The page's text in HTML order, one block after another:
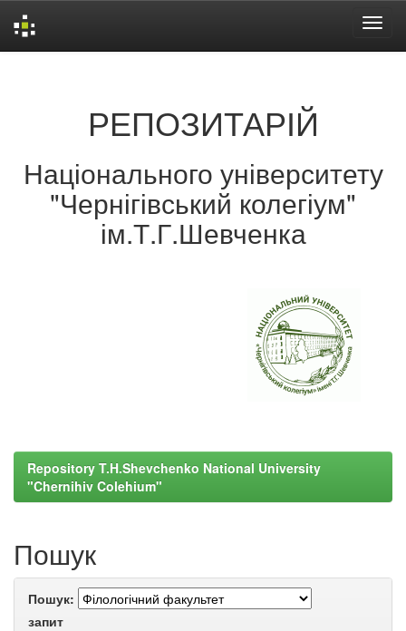
РЕПОЗИТАРІЙ
Національного університету
"Чернігівський колегіум"
ім.Т.Г.Шевченка
Repository T.H.Shevchenko National University
"Chernihiv Colehium"
Пошук
Пошук:
запит